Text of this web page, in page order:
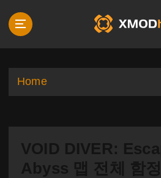
p
Home
VOID DIVER:
Abyss 맵 전체 함